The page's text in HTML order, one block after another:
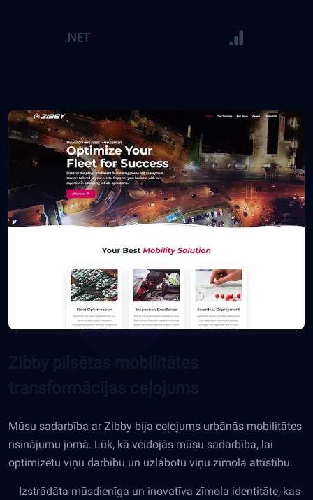
Mūsu sadarbība ar Zibby bija ceļojums urbānās mobilitātes
risinājumu jomā. Lūk, kā veidojās mūsu sadarbība, lai
optimizētu viņu darbību un uzlabotu viņu zīmola attīstību.
Izstrādāta mūsdienīga un inovatīva zīmola identitāte, kas